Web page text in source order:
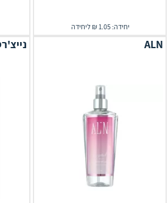
יחידה: 1.05 ₪ ליחידה
ALN